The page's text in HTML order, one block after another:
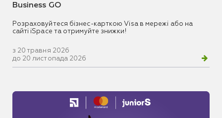
Business GO
Розраховуйтеся бізнес-карткою Visa в мережі або на
сайті iSpace та отримуйте знижки!
з 20 травня 2026
до 20 листопада 2026